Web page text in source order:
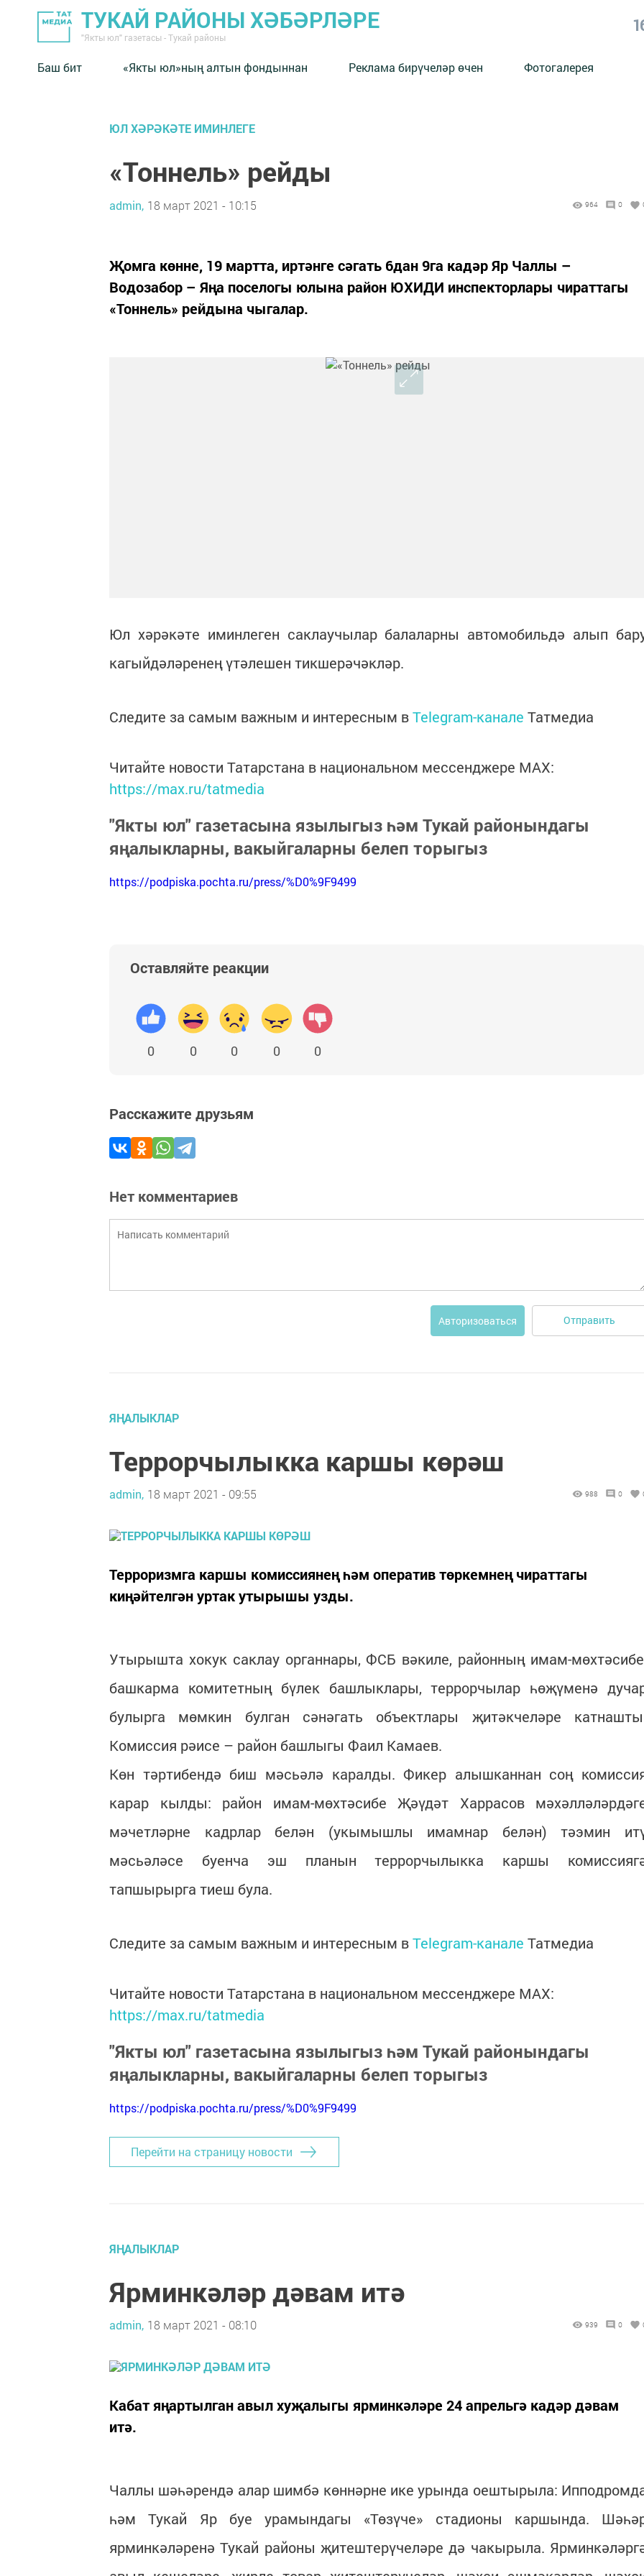
ТУКАЙ РАЙОНЫ ХӘБӘРЛӘРЕ
"Якты юл" газетасы - Тукай районы
Баш бит «Якты юл»ның алтын фондыннан Реклама бирүчеләр өчен Фотогалерея
ЮЛ ХӘРӘКӘТЕ ИМИНЛЕГЕ
«Тоннель» рейды
admin, 18 март 2021 - 10:15 964 0
Җомга көнне, 19 мартта, иртәнге сәгать 6дан 9га кадәр Яр Чаллы –
Водозабор – Яңа поселогы юлына район ЮХИДИ инспекторлары чираттагы
«Тоннель» рейдына чыгалар.
Юл хәрәкәте иминлеген саклаучылар балаларны автомобильдә алып
кагыйдәләренең үтәлешен тикшерәчәкләр.
Следите за самым важным и интересным вTelegram-канале Татмедиа
Читайте новости Татарстана в национальном мессенджере MАХ:
https://max.ru/tatmedia
"Якты юл" газетасына язылыгыз һәм Тукай районындагы
яңалыкларны, вакыйгаларны белеп торыгыз
https://podpiska.pochta.ru/press/%D0%9F9499
Оставляйте реакции
0 0 0 0 0
Расскажите друзьям
Нет комментариев
Авторизоваться Отправить
ЯҢАЛЫКЛАР
Террорчылыкка каршы көрәш
admin, 18 март 2021 - 09:55 988 0
Терроризмга каршы комиссиянең һәм оператив төркемнең чираттагы
киңәйтелгән уртак утырышы узды.
Утырышта хокук саклау органнары, ФСБ вәкиле, районның имам-
башкарма комитетның бүлек башлыклары, террорчылар һөҗүменә
булырга мөмкин булган сәнәгать объектлары җитәкчеләре
Комиссия рәисе – район башлыгы Фаил Камаев.
Көн тәртибендә биш мәсьәлә каралды. Фикер алышканнан соң
карар кылды: район имам-мөхтәсибе Җәүдәт Харрасов
мәчетләрне кадрлар белән (укымышлы имамнар белән) тәэмин
мәсьәләсе буенча эш планын террорчылыкка каршы
тапшырырга тиеш була.
Следите за самым важным и интересным вTelegram-канале Татмедиа
Читайте новости Татарстана в национальном мессенджере MАХ:
https://max.ru/tatmedia
"Якты юл" газетасына язылыгыз һәм Тукай районындагы
яңалыкларны, вакыйгаларны белеп торыгыз
https://podpiska.pochta.ru/press/%D0%9F9499
Перейти на страницу новости
ЯҢАЛЫКЛАР
Ярминкәләр дәвам итә
admin, 18 март 2021 - 08:10 939 0
Кабат яңартылган авыл хуҗалыгы ярминкәләре 24 апрельгә кадәр дәвам
итә.
Чаллы шәһәрендә алар шимбә көннәрне ике урында оештырыла:
һәм Тукай Яр буе урамындагы «Төзүче» стадионы каршында.
ярминкәләренә Тукай районы җитештерүчеләре дә чакырыла.